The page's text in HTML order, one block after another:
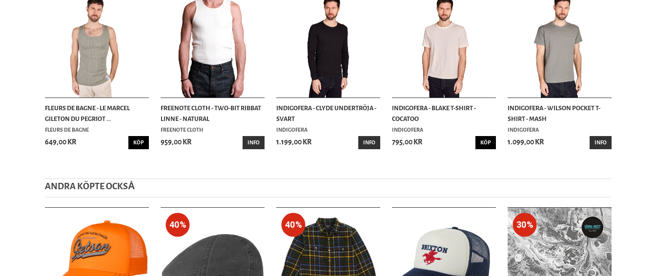
FLEURS DE BAGNE - LE MARCEL
GILETON DU PEGRIOT ...
FLEURS DE BAGNE
649,00 KR KÖP
FREENOTE CLOTH - TWO-BIT RIBBAT
LINNE - NATURAL
FREENOTE CLOTH
959,00 KR INFO
INDIGOFERA - CLYDE UNDERTRÖJA -
SVART
INDIGOFERA
1.199,00 KR INFO
INDIGOFERA - BLAKE T-SHIRT -
COCATOO
INDIGOFERA
795,00 KR KÖP
INDIGOFERA - WILSON POCKET T-
SHIRT - MASH
INDIGOFERA
1.099,00 KR INFO
ANDRA KÖPTE OCKSȦ
40% 40% 30%